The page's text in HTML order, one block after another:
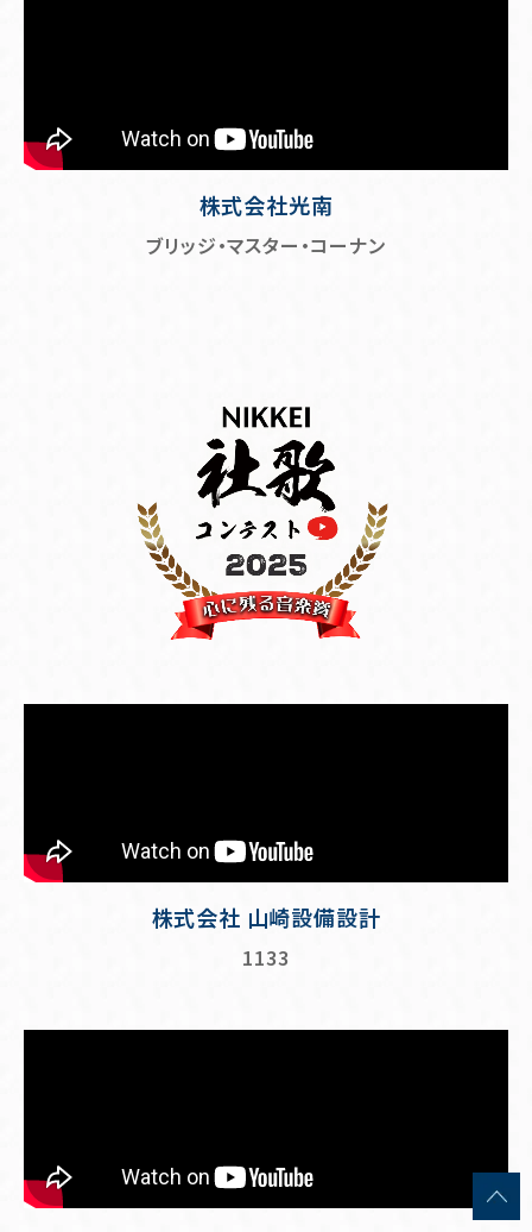
株式会社光南
ブリッジ・マスター・コーナン
株式会社 山崎設備設計
1133